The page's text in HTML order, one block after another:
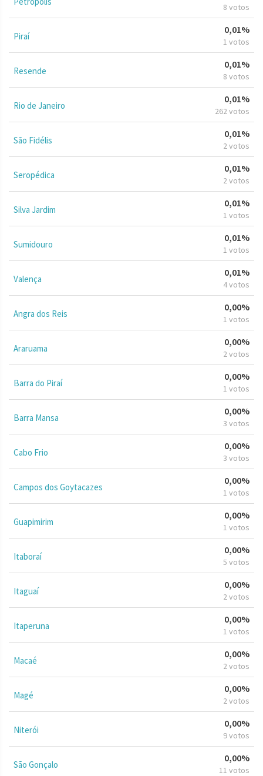
8 votos
Piraí
0,01%
1 votos
Resende
0,01%
8 votos
Rio de Janeiro
0,01%
262 votos
São Fidélis
0,01%
2 votos
Seropédica
0,01%
2 votos
Silva Jardim
0,01%
1 votos
Sumidouro
0,01%
1 votos
Valença
0,01%
4 votos
Angra dos Reis
0,00%
1 votos
Araruama
0,00%
2 votos
Barra do Piraí
0,00%
1 votos
Barra Mansa
0,00%
3 votos
Cabo Frio
0,00%
3 votos
Campos dos Goytacazes
0,00%
1 votos
Guapimirim
0,00%
1 votos
Itaboraí
0,00%
5 votos
Itaguaí
0,00%
2 votos
Itaperuna
0,00%
1 votos
Macaé
0,00%
2 votos
Magé
0,00%
2 votos
Niterói
0,00%
9 votos
São Gonçalo
0,00%
11 votos